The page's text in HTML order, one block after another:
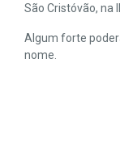
São Cristóvão, na
Algum forte
nome.